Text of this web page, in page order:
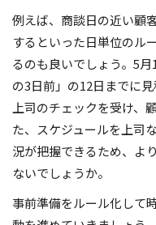
例えば、商談日の近い顧
するといった日単位のル
るのも良いでしょう。5
の3日前」の12日までに
上司のチェックを受け、
た、スケジュールを上司
況が把握できるため、よ
ないでしょうか。
事前準備をルール化して